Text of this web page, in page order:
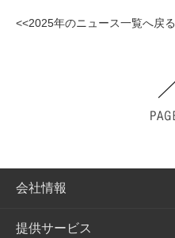
<<2025年のニュース一覧へ戻る
会社情報
会社概要
提供サービス